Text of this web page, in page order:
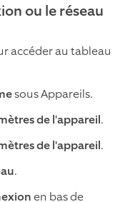
ou le réseau
accéder au tableau
sous Appareils.
de l'appareil.
de l'appareil.
.
en bas de